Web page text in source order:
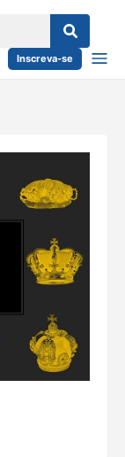
Inscreva-se